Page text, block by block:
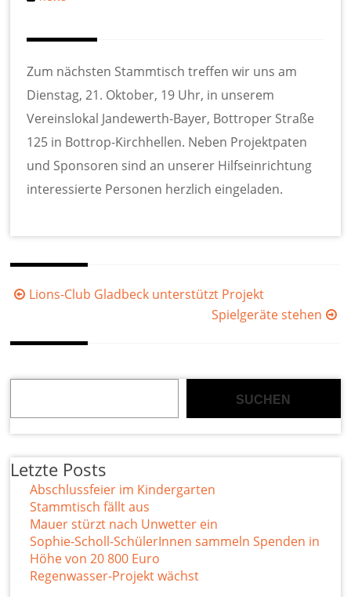
Zum nächsten Stammtisch treffen wir uns am
Dienstag, 21. Oktober, 19 Uhr, in unserem
Vereinslokal Jandewerth-Bayer, Bottroper Straße
125 in Bottrop-Kirchhellen. Neben Projektpaten
und Sponsoren sind an unserer Hilfseinrichtung
interessierte Personen herzlich eingeladen.
Beitragsnavigation
Lions-Club Gladbeck unterstützt Projekt
Spielgeräte stehen
SUCHEN
Letzte Posts
Abschlussfeier im Kindergarten
Stammtisch fällt aus
Mauer stürzt nach Unwetter ein
Sophie-Scholl-SchülerInnen sammeln Spenden in
Höhe von 20 800 Euro
Regenwasser-Projekt wächst